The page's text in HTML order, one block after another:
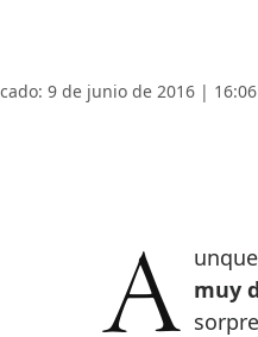
9 de junio de 2016 | 16:06
muy